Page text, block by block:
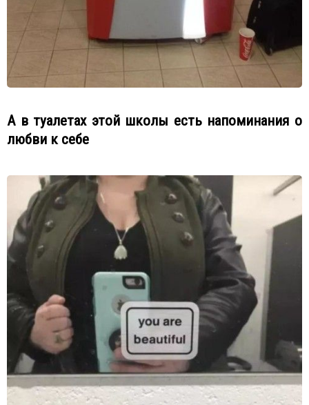
А в туалетах этой школы есть напоминания о
любви к себе